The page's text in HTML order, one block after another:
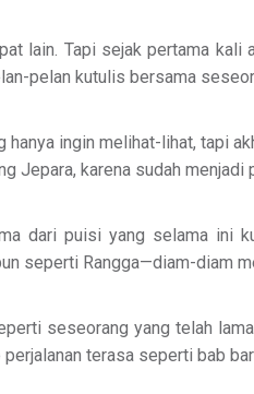
lain. Tapi sejak pertama
pelan kutulis bersama
ingin melihat-lihat, tapi
Jepara, karena sudah
dari puisi yang selama ini
seperti Rangga—diam-diam
seseorang yang telah
terasa seperti bab